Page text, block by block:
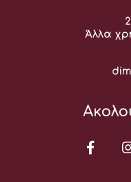
Άλλα